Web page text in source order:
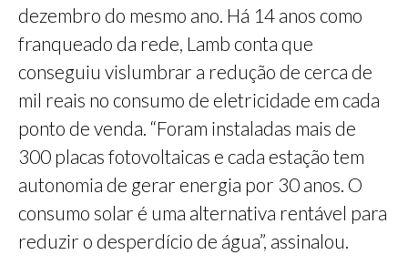
dezembro do mesmo ano. Há 14 anos como
franqueado da rede, Lamb conta que
conseguiu vislumbrar a redução de cerca de
mil reais no consumo de eletricidade em cada
ponto de venda. “Foram instaladas mais de
300 placas fotovoltaicas e cada estação tem
autonomia de gerar energia por 30 anos. O
consumo solar é uma alternativa rentável para
reduzir o desperdício de água”, assinalou.